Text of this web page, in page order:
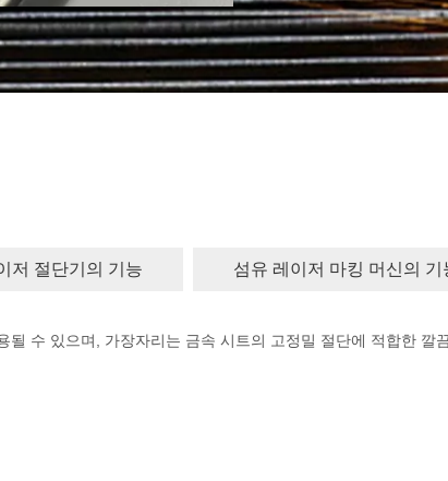
저 절단기의 기능 섬유 레이저 마킹 머신의 기
수 있으며, 가장자리는 금속 시트의 고정밀 절단에 적합한